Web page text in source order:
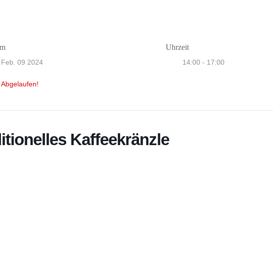
Feb. 09 2024
Abgelaufen!
Uhrzeit
14:00 - 17:00
Kaffeekränzle